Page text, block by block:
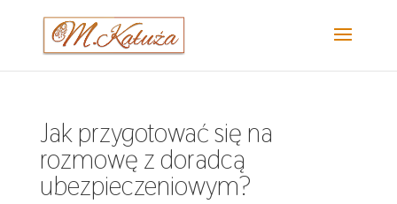
Jak przygotować się na
rozmowę z doradcą
ubezpieczeniowym?